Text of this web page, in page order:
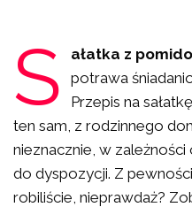
S ałatka z
potrawa
Przepis na
ten sam, z rodzinnego
nieznacznie, w
do dyspozycji. Z
robiliście, nieprawdaż?